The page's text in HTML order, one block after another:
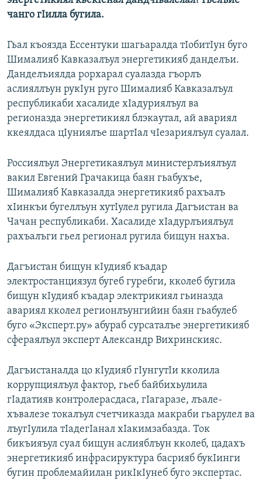
чанго гIилла бугила.
Гьал къоязда Ессентуки шагьаралда тIобитIун буго
Шималияб Кавказалъул энергетикияб данделъи.
Данделъиялда рорхарал суалазда гъорлъ
аслияллъун рукIун руго Шималияб Кавказалъул
республикаби хасалиде хIадуриялъул ва
регионазда энергетикиял блэкаутал, ай авариял
ккеялдаса цIуниялъе шартIал чIезариялъул суалал.
Россиялъул Энергетикаялъул министерлъиялъул
вакил Евгений Грачакица баян гьабухъе,
Шималияб Кавказалда энергетикияб рахъалъ
хIинкъи бугеллъун хутIулел ругила Дагъистан ва
Чачан республикаби. Хасалиде хIадурлъиялъул
рахъалъги гьел регионал ругила бищун нахъа.
Дагъистан бищун кIудияб къадар
электростанциязул бугеб гуребги, кколеб бугила
бищун кIудияб къадар электрикиял гьиназда
авариял кколел регионлъунгийин баян гьабулеб
буго «Эксперт.ру» абураб сурсаталъе энергетикияб
сфераялъул эксперт Александр Вихринскияс.
Дагъистаналда цо кIудияб гIунгутIи кколила
коррупциялъул фактор, гьеб байбихьулила
гIадатияв контролерасдаса, гIагаразе, лъале-
хъвалезе токалъул счетчиказда макраби гьарулел ва
лъугIулила тIадегIанал хIакимзабазда. Ток
бикъияъул суал бищун аслияблъун кколеб, цадахъ
энергетикияб инфрасируктура басрияб букIинги
бугин проблемайилан рикIкIунеб буго экспертас.